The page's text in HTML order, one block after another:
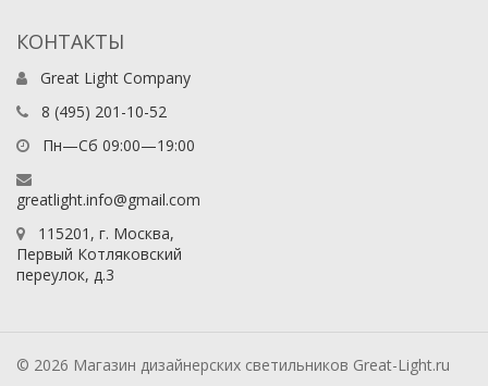
КОНТАКТЫ
Great Light Company
8 (495) 201-10-52
Пн—Сб 09:00—19:00
greatlight.info@gmail.com
115201 , г. Москва,
Первый Котляковский
переулок, д.3
© 2026 Магазин дизайнерских светильников Great-Light.ru